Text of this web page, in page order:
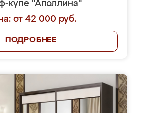
купе "Аполлина"
от 42 000 руб.
ПОДРОБНЕЕ